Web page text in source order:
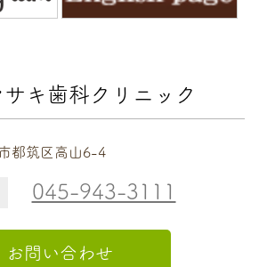
サキ歯科クリニック
都筑区高山6-4
045-943-3111
お問い合わせ